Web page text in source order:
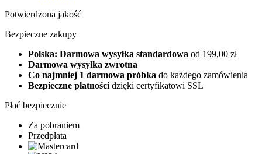
Potwierdzona jakość
Bezpieczne zakupy
Polska: Darmowa wysyłka standardowa od 199,00 zł
Darmowa wysyłka zwrotna
Co najmniej 1 darmowa próbka do każdego zamówienia
Bezpieczne płatności dzięki certyfikatowi SSL
Płać bezpiecznie
Za pobraniem
Przedpłata